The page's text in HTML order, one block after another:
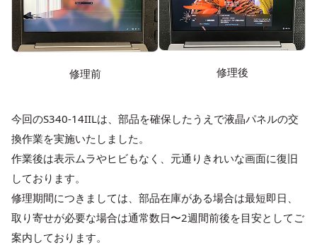
修理前 修理後
今回のS340-14IILは、部品を確保したうえで液晶パネルの交
換作業を実施いたしました。
作業後は表示ムラやヒビもなく、元通りきれいな画面に復旧
しております。
修理期間につきましては、部品在庫がある場合は最短即日、
取り寄せが必要な場合は通常数日〜2週間前後を目安としてご
案内しております。